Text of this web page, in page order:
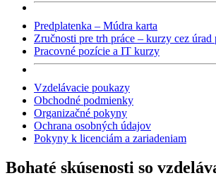
Predplatenka – Múdra karta
Zručnosti pre trh práce – kurzy cez úrad
Pracovné pozície a IT kurzy
Vzdelávacie poukazy
Obchodné podmienky
Organizačné pokyny
Ochrana osobných údajov
Pokyny k licenciám a zariadeniam
Bohaté skúsenosti so